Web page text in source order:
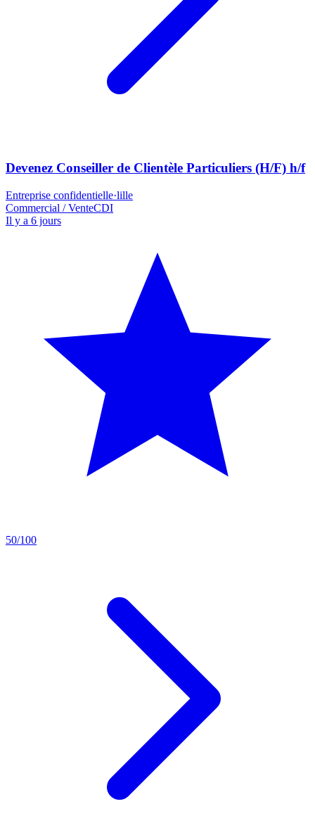
Devenez Conseiller de Clientèle Particuliers (H/F) h/f
Entreprise confidentielle·lille
Commercial / VenteCDI
Il y a 6 jours
50/100